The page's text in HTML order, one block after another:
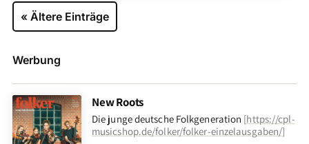
« Ältere Einträge
Werbung
New Roots
Die junge deutsche Folkgeneration [https://cpl-
musicshop.de/folker/folker-einzelausgaben/]